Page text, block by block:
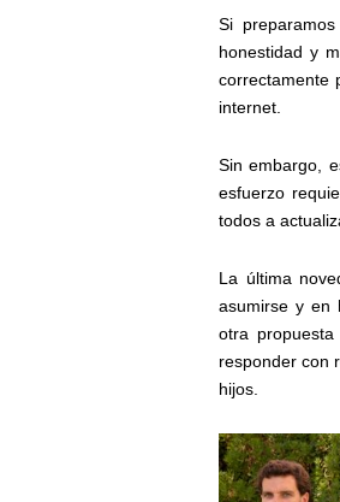
Si
honestidad y
correctamente
internet.
Sin embargo,
esfuerzo
todos a
La última
asumirse y en
otra
responder con
hijos.